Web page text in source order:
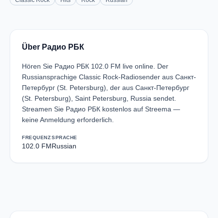
Über Радио РБК
Hören Sie Радио РБК 102.0 FM live online. Der
Russiansprachige Classic Rock-Radiosender aus Санкт-
Петербург (St. Petersburg), der aus Санкт-Петербург
(St. Petersburg), Saint Petersburg, Russia sendet.
Streamen Sie Радио РБК kostenlos auf Streema —
keine Anmeldung erforderlich.
FREQUENZ
102.0 FM
SPRACHE
Russian